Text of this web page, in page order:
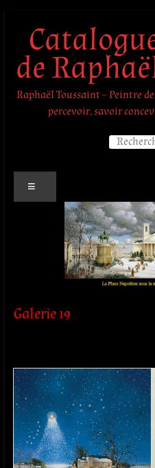
contenu
de
Raphaël Toussaint – Peintre
percevoir, savoir
Galerie 19